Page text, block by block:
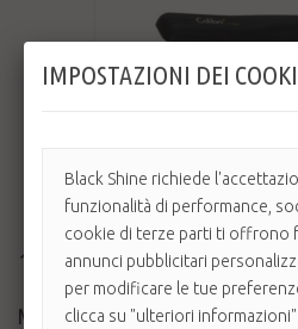
19,50 € 23,50 €
MINI PIASTRA COLIBRÌ
IMPOSTAZIONI DEI
Black Shine richiede
funzionalità di performance,
cookie di terze parti ti offrono
annunci pubblicitari
per modificare le tue
clicca su "ulteriori informazioni".